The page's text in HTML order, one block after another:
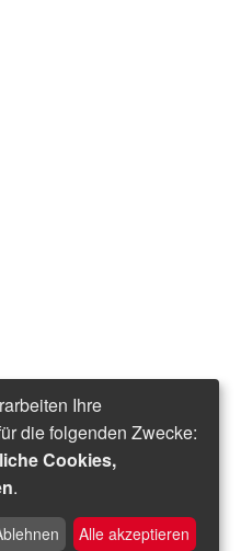
Ihre
die folgenden Zwecke:
Cookies,
.
Alle akzeptieren